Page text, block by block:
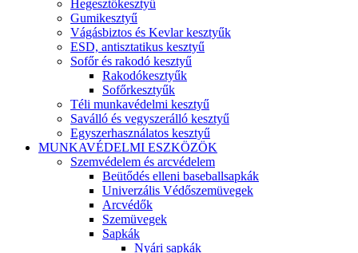
Hegesztőkesztyű
Gumikesztyű
Vágásbiztos és Kevlar kesztyűk
ESD, antisztatikus kesztyű
Sofőr és rakodó kesztyű
Rakodókesztyűk
Sofőrkesztyűk
Téli munkavédelmi kesztyű
Saválló és vegyszerálló kesztyű
Egyszerhasználatos kesztyű
MUNKAVÉDELMI ESZKÖZÖK
Szemvédelem és arcvédelem
Beütődés elleni baseballsapkák
Univerzális Védőszemüvegek
Arcvédők
Szemüvegek
Sapkák
Nyári sapkák